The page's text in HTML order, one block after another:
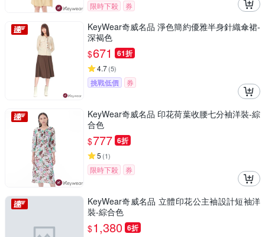
限時下殺 券
KeyWear奇威名品 淨色簡約優雅半身針織傘裙-
深褐色
$671 61折
4.7(5)
挑戰低價 券
KeyWear奇威名品 印花荷葉收腰七分袖洋裝-綜
合色
$777 6折
5 (1)
限時下殺 券
KeyWear奇威名品 立體印花公主袖設計短袖洋
裝-綜合色
$1,380 6折